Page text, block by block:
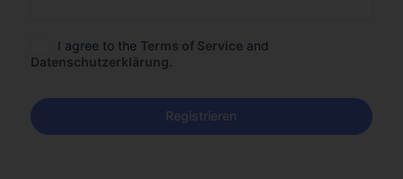
I agree to the Terms of Service and
Datenschutzerklärung